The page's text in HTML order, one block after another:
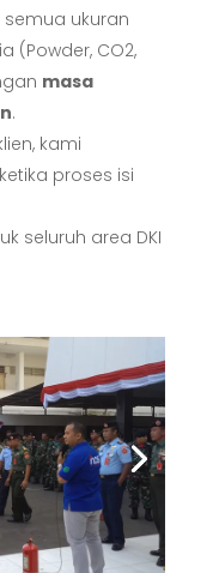
semua ukuran
(Powder, CO2,
masa
.
kami
proses isi
seluruh area DKI